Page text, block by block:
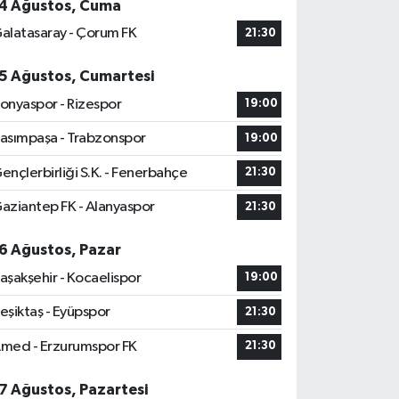
Ağustos, Cuma
- Çorum FK
21:30
Ağustos, Cumartesi
- Rizespor
19:00
- Trabzonspor 19:00
S.K. - Fenerbahçe 21:30
FK - Alanyaspor 21:30
Ağustos, Pazar
- Kocaelispor
19:00
- Eyüpspor 21:30
- Erzurumspor FK 21:30
Ağustos, Pazartesi